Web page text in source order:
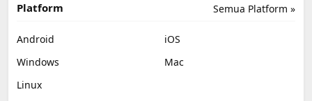
Semua Platform »
Platform
Android
iOS
Windows
Mac
Linux